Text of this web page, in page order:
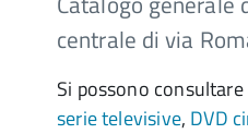
centrale di via
Si possono
serie televisive, DVD